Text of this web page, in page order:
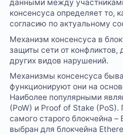
данными между
консенсуса определяет то,
согласию по актуальному
Механизм консенсуса в
защиты сети от конфликтов,
других видов нарушений.
Механизмы консенсуса
функционируют они на
Наиболее популярными
(PoW) и Proof of Stake
самого старого блокчейна
выбран для блокчейна